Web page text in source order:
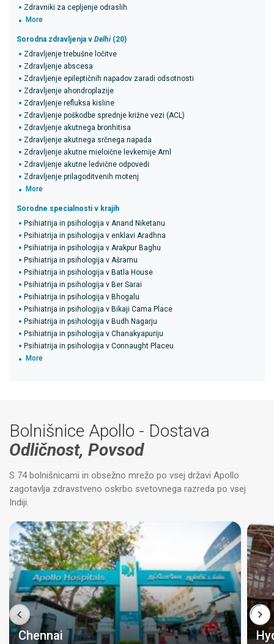
Zdravniki za cepljenje odraslih
More
Sorodna zdravljenja v Delhi (20)
Zdravljenje trebušne ločitve
Zdravljenje abscesa
Zdravljenje epileptičnih napadov zaradi odsotnosti
Zdravljenje ahondroplazije
Zdravljenje refluksa kisline
Zdravljenje poškodbe sprednje križne vezi (ACL)
Zdravljenje akutnega bronhitisa
Zdravljenje akutnega srčnega napada
Zdravljenje akutne mieloične levkemije Aml
Zdravljenje akutne ledvične odpovedi
Zdravljenje prilagoditvenih motenj
More
Sorodne specialnosti v krajih
Psihiatrija in psihologija v Anand Niketanu
Psihiatrija in psihologija v enklavi Aradhna
Psihiatrija in psihologija v Arakpur Baghu
Psihiatrija in psihologija v Ašramu
Psihiatrija in psihologija v Batla House
Psihiatrija in psihologija v Ber Sarai
Psihiatrija in psihologija v Bhogalu
Psihiatrija in psihologija v Bikaji Cama Place
Psihiatrija in psihologija v Budh Nagarju
Psihiatrija in psihologija v Chanakyapuriju
Psihiatrija in psihologija v Connaught Placeu
More
Bolnišnice Apollo - Dostava
Odličnost, Povsod
S 74 bolnišnicami in obsežno mrežo po vsej državi Apollo
zagotavlja zdravstveno oskrbo svetovnega razreda po vsej
Indiji.
Chennai